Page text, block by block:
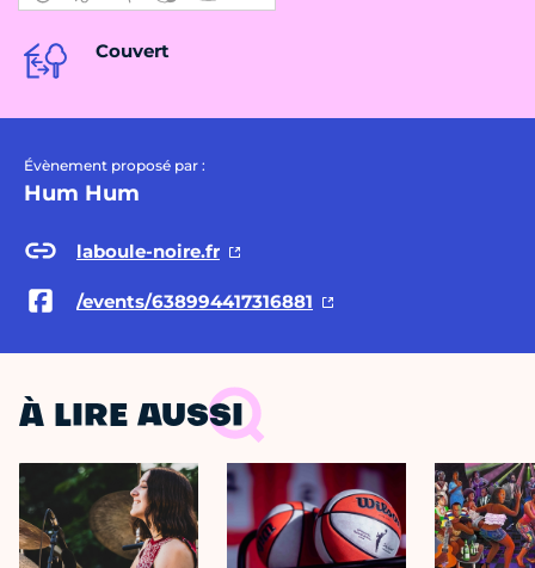
Couvert
Évènement proposé par :
Hum Hum
laboule-noire.fr
/events/638994417316881
À LIRE AUSSI